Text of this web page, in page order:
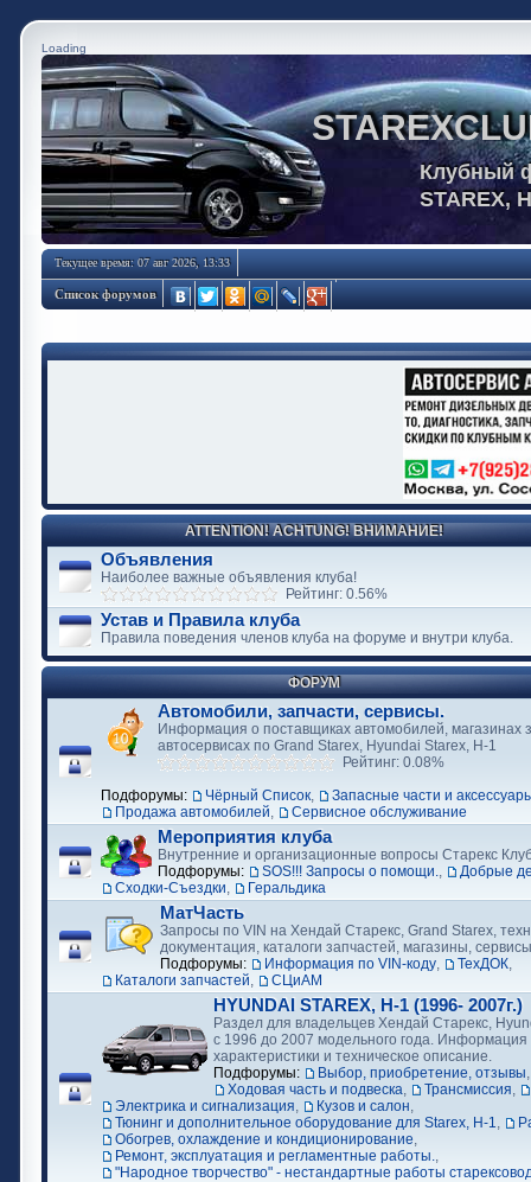
Loading
Клубный
STAREX,
Текущее время: 07 авг 2026, 13:33
Список форумов
ATTENTION! ACHTUNG! ВНИМАНИЕ!
Объявления
Наиболее важные объявления клуба!
Рейтинг: 0.56%
Устав и Правила клуба
Правила поведения членов клуба на форуме и внутри клуба.
ФОРУМ
Автомобили, запчасти, сервисы.
Информация о поставщиках автомобилей, магазинах
автосервисах по Grand Starex, Hyundai Starex, H-1
Рейтинг: 0.08%
Подфорумы:
Чёрный Список,
Запасные части и
Продажа автомобилей, Сервисное обслуживание
Мероприятия клуба
Внутренние и организационные вопросы Старекс
Подфорумы:
SOS!!! Запросы о помощи.,
Добрые
Сходки-Съездки, Геральдика
МатЧасть
Запросы по VIN на Хендай Старекс, Grand Starex,
документация, каталоги запчастей, магазины, сервисы
Подфорумы:
Информация по VIN-коду, ТехДОК,
Каталоги запчастей, СЦиАМ
HYUNDAI STAREX, H-1 (1996- 2007г.)
Раздел для владельцев Хендай Старекс,
с 1996 до 2007 модельного года. Информация
характеристики и техническое описание.
Подфорумы:
Выбор, приобретение, отзывы
Ходовая часть и подвеска, Трансмиссия,
Электрика и сигнализация, Кузов и салон,
Тюнинг и дополнительное оборудование для Starex, H-1,
Обогрев, охлаждение и кондиционирование,
Ремонт, эксплуатация и регламентные работы.,
"Народное творчество" - нестандартные работы